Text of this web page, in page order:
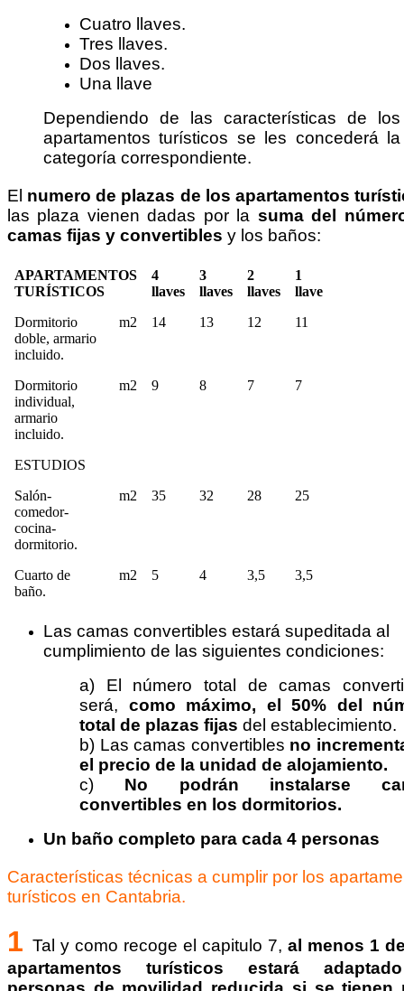
Cuatro llaves.
Tres llaves.
Dos llaves.
Una llave
Dependiendo de las características de los
apartamentos turísticos se les concederá la
categoría correspondiente.
El numero de plazas de los apartamentos
las plaza vienen dadas por la suma del
camas fijas y convertibles y los baños:
APARTAMENTOS
TURÍSTICOS
4
llaves
3
llaves
2
llaves
1
llave
Dormitorio
doble, armario
incluido.
m2 14 13 12 11
Dormitorio
individual,
armario
incluido.
m2 9 8 7 7
ESTUDIOS
Salón-
comedor-
cocina-
dormitorio.
m2 35 32 28 25
Cuarto de
baño.
m2 5 4 3,5 3,5
Las camas convertibles estará supeditada al
cumplimiento de las siguientes condiciones:
a) El número total de camas
será, como máximo, el 50% del
total de plazas fijas del establecimiento.
b) Las camas convertibles no
el precio de la unidad de alojamiento.
c) No podrán instalarse
convertibles en los dormitorios.
Un baño completo para cada 4 personas
Características técnicas a cumplir por los
turísticos en Cantabria.
1 Tal y como recoge el capitulo 7, al menos 1
apartamentos turísticos estará